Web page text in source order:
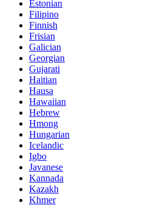
Estonian
Filipino
Finnish
Frisian
Galician
Georgian
Gujarati
Haitian
Hausa
Hawaiian
Hebrew
Hmong
Hungarian
Icelandic
Igbo
Javanese
Kannada
Kazakh
Khmer